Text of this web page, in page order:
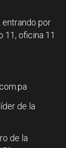
entrando por
11, oficina 11
de la
de la